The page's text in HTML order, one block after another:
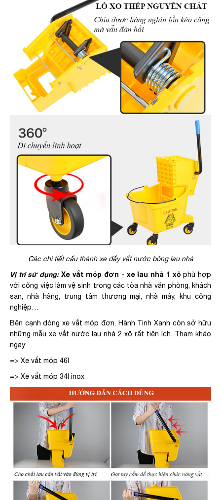
Các chi tiết cấu thành xe đẩy vắt nước bông lau nhà
Vị trí sử dụng: Xe vắt móp đơn - xe lau nhà 1 xô phù hợp
với công việc làm vệ sinh trong các tòa nhà văn phòng, khách
sạn, nhà hàng, trung tâm thương mại, nhà máy, khu công
nghiệp…
Bên cạnh dòng xe vắt móp đơn, Hành Tinh Xanh còn sở hữu
những mẫu xe vắt nước lau nhà 2 xô rất tiện ích. Tham khảo
ngay:
=> Xe vắt móp 46l
=> Xe vắt móp 34l inox